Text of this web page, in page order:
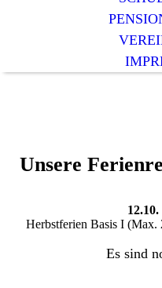
Unsere
12.10.
Herbstferien Basis I (Max.
Es sind